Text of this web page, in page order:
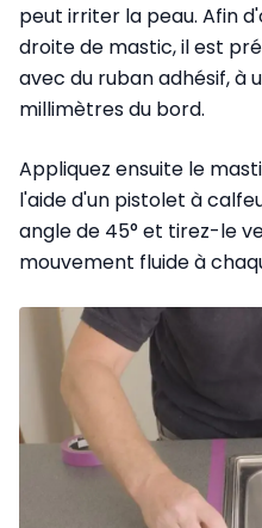
peut irriter la peau. Afin
droite de mastic, il est
avec du ruban adhésif, à
millimètres du bord.
Appliquez ensuite le
l'aide d'un pistolet à
angle de 45° et tirez-le
mouvement fluide à